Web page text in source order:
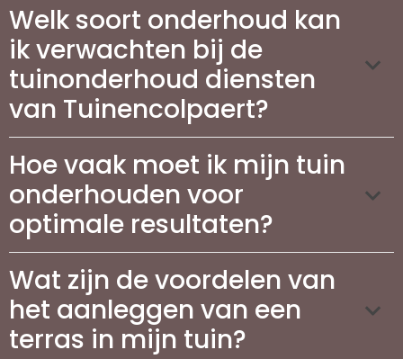
Welk soort onderhoud kan
ik verwachten bij de
tuinonderhoud diensten
van Tuinencolpaert?
Hoe vaak moet ik mijn tuin
onderhouden voor
optimale resultaten?
Wat zijn de voordelen van
het aanleggen van een
terras in mijn tuin?